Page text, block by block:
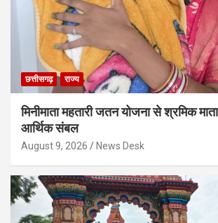
छत्तीसगढ़ राज्य
मिनीमाता महतारी जतन योजना से श्रमिक
आर्थिक संबल
August 9, 2026 News Desk